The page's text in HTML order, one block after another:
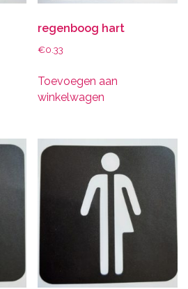
regenboog hart
€0.33
Toevoegen aan
winkelwagen